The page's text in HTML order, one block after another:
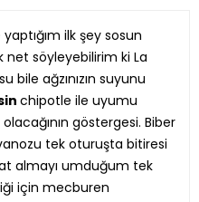
ilk şey sosun
net söyleyebilirim ki La
bile ağzınızın suyunu
chipotle ile uyumu
göstergesi. Biber
tek oturuşta bitiresi
almayı umduğum tek
için mecburen